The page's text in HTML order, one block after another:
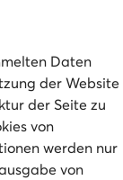
Daten
der Website
der Seite zu
von
werden nur
von